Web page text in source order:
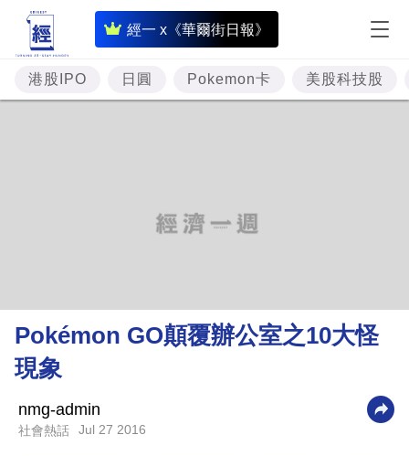
經一 x《華爾街日報》
即
時
財
經
理
財
科
港股IPO 日圓 Pokemon卡 美股科技股
Pokémon GO顛覆辦公室之10大怪
現象
nmg-admin
社會熱話 Jul 27 2016